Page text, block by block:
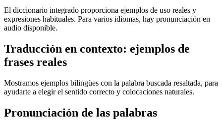
El diccionario integrado proporciona ejemplos de uso reales y
expresiones habituales. Para varios idiomas, hay pronunciación en
audio disponible.
Traducción en contexto: ejemplos de
frases reales
Mostramos ejemplos bilingües con la palabra buscada resaltada, para
ayudarte a elegir el sentido correcto y colocaciones naturales.
Pronunciación de las palabras